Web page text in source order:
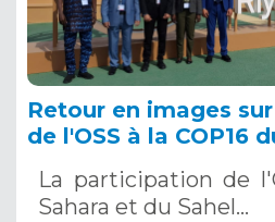
Retour en images
de l'OSS à la COP16
Saoudite
La participation de
Sahara et du Sahel…